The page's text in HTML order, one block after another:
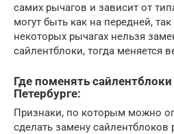
самих рычагов и зависит от
могут быть как на передней,
некоторых рычагах нельзя
сайлентблоки, тогда меняется
Где поменять
Петербурге:
Признаки, по которым можно
сделать замену сайлентблоков